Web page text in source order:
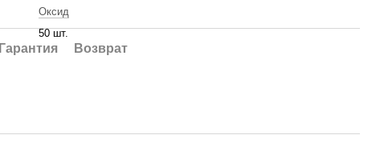
Оксид
50 шт.
Гарантия Возврат